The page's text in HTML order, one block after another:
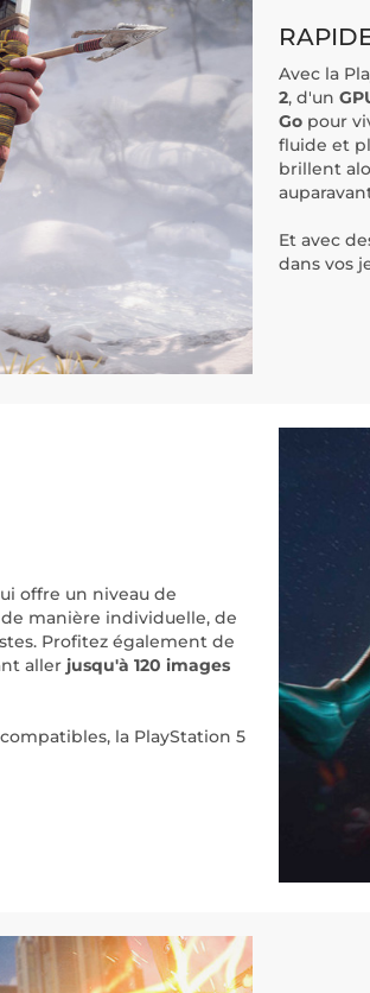
Avec la
2, d'un
Go pour
fluide et
brillent
Et avec
dans vos
offre un niveau de
manière individuelle, de
Profitez également de
aller jusqu'à 120 images
la PlayStation 5